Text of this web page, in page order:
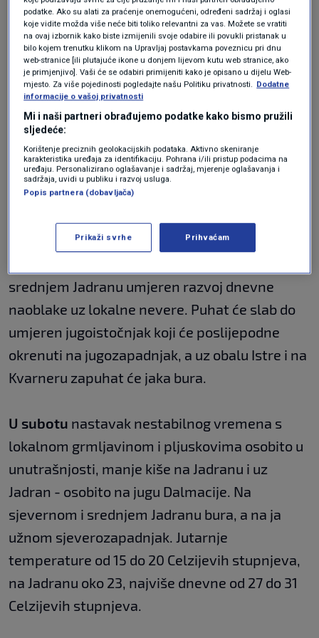
Danas će vrijeme u unutrašnjosti biti
promjenljivo oblačno sa sunčanim
razdobljima. Navečer i u noći na subotu jače
naoblačenje sa sjeverozapada uz kišu,
grmljavinu i obilne pljuskove kiše. Najviše
dnevne temperature u unutrašnjosti od 28 do
30 Celzijevih stupnjeva.
dnevne temperature do 35 Celzijevih
srednjem Jadranu umjeren razvoj dnevne
naoblake uz lokalne nevere. Puhat će slab do
umjeren jugoistočnjak koji će poslijepodne
okrenuti na jugozapadnjak, a uz obalu Istre i na
Kvarneru zapuhat će jaka bura.
U subotu nastavak nestabilnog vremena s
lokalnom grmljavinom i pljuskovima osobito u
unutrašnjosti, manje kiše na Jadranu i uz
Jadran - osobito na jugu Dalmacije. Na
sjevernom i srednjem Jadranu bura, a na ja
užnom sjeverozapadnjak. Jutarnje
temperature od 15 do 20 Celzijevih stupnjeva,
na Jadranu oko 23, najviše dnevne od 27 do 31
Celzijevih stupnjeva.
podatke. Ako su alati za praćenje onemogućeni, određeni sadržaj i oglasi
koje vidite možda više neće biti toliko relevantni za vas. Možete se vratiti
na ovaj izbornik kako biste izmijenili svoje odabire ili povukli pristanak u
bilo kojem trenutku klikom na Upravljaj postavkama poveznicu pri dnu
web-stranice [ili plutajuće ikone u donjem lijevom kutu web stranice, ako
je primjenjivo]. Vaši će se odabiri primijeniti kako je opisano u dijelu Web-
mjesto. Za više pojedinosti pogledajte našu Politiku privatnosti.
Dodatne
informacije o vašoj privatnosti
Mi i naši partneri obrađujemo podatke kako bismo pružili
sljedeće:
Korištenje preciznih geolokacijskih podataka. Aktivno skeniranje
karakteristika uređaja za identifikaciju. Pohrana i/ili pristup podacima na
uređaju. Personalizirano oglašavanje i sadržaj, mjerenje oglašavanja i
sadržaja, uvidi u publiku i razvoj usluga.
Popis partnera (dobavljača)
Prikaži svrhe Prihvaćam